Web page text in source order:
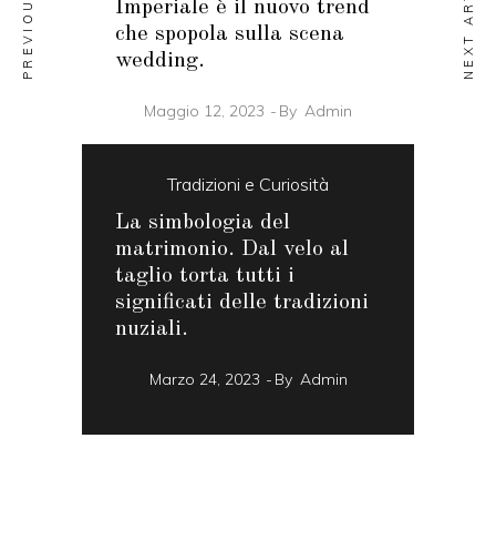
Imperiale è il nuovo trend
che spopola sulla scena
wedding.
Maggio 12, 2023 By Admin
Tradizioni e Curiosità
La simbologia del
matrimonio. Dal velo al
taglio torta tutti i
significati delle tradizioni
nuziali.
Marzo 24, 2023 By Admin